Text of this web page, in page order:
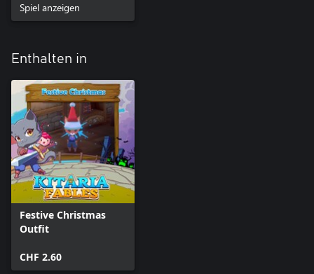
Spiel anzeigen
Enthalten in
Festive Christmas
Outfit
CHF 2.60